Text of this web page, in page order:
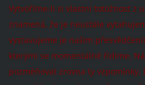
Vytvoříme-li si vlastní totožnost z
znamená, že je neustále
vystavujeme je našim
kterými se momentálně řídíme.
pozměňovat zrovna ty